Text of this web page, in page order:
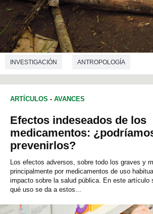
INVESTIGACIÓN ANTROPOLOGÍA
ARTÍCULOS - AVANCES
Efectos indeseados de los
medicamentos:
prevenirlos?
Los efectos adversos, sobre todo los graves y
principalmente por medicamentos de uso
impacto sobre la salud pública. En este artículo
qué uso se da a estos...